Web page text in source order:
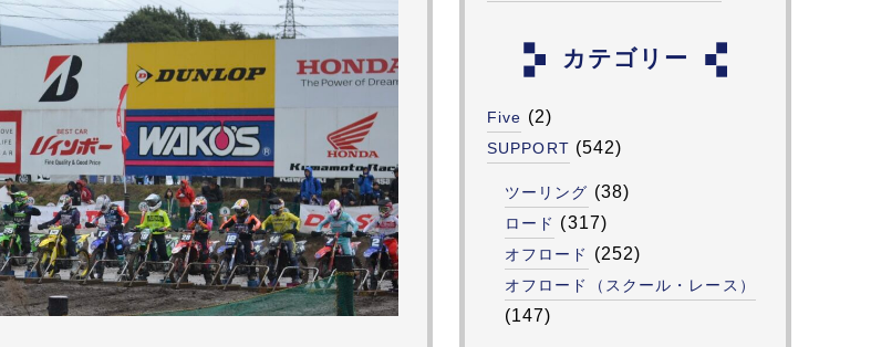
カテゴリー
Five (2)
SUPPORT (542)
ツーリング (38)
ロード (317)
オフロード (252)
オフロード（スクール・レース）
(147)